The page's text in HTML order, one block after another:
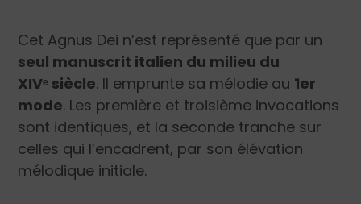
Cet Agnus Dei n’est représenté que par un
seul manuscrit italien du milieu du
XIVᵉ siècle. Il emprunte sa mélodie au 1er
mode. Les première et troisième invocations
sont identiques, et la seconde tranche sur
celles qui l’encadrent, par son élévation
mélodique initiale.